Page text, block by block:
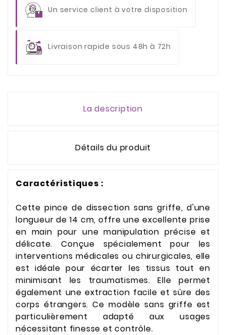
Un service client à votre disposition
Livraison rapide sous 48h à 72h
La description
Détails du produit
Caractéristiques :
Cette pince de dissection sans griffe, d'une
longueur de 14 cm, offre une excellente prise
en main pour une manipulation précise et
délicate. Conçue spécialement pour les
interventions médicales ou chirurgicales, elle
est idéale pour écarter les tissus tout en
minimisant les traumatismes. Elle permet
également une extraction facile et sûre des
corps étrangers. Ce modèle sans griffe est
particulièrement adapté aux usages
nécessitant finesse et contrôle.